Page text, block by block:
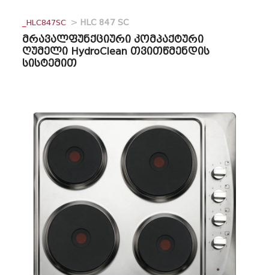
_HLC847SC > HLC 847 SC
მრავალფუნქციური კომპაქტური
ღუმელი HydroClean თვითწმენდის
სისტემით